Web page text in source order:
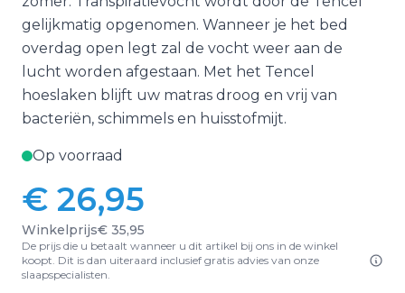
gelijkmatig opgenomen. Wanneer je het bed
overdag open legt zal de vocht weer aan de
lucht worden afgestaan. Met het Tencel
hoeslaken blijft uw matras droog en vrij van
bacteriën, schimmels en huisstofmijt.
Op voorraad
€ 26,95
Winkelprijs€ 35,95
De prijs die u betaalt wanneer u dit artikel bij ons in de winkel
koopt. Dit is dan uiteraard inclusief gratis advies van onze
slaapspecialisten.